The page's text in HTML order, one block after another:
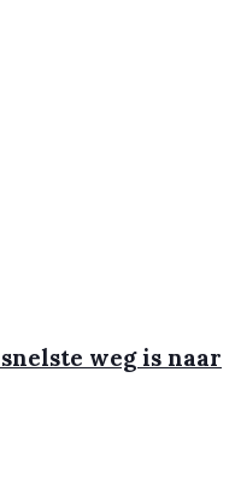
weg is naar